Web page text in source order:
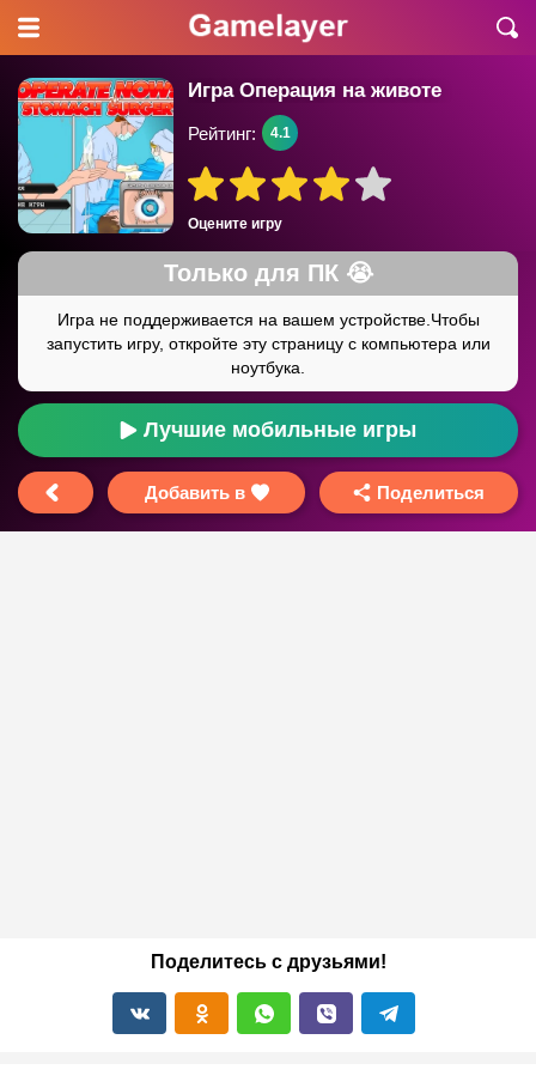
Игра Операция на животе
Оцените игру
Рейтинг: 4.1
Лучшие мобильные игры
Добавить в Поделиться
Поделитесь с друзьями!